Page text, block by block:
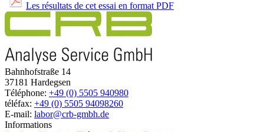
Les résultats de cet essai en format PDF
Bahnhofstraße 14
37181 Hardegsen
Téléphone: +49 (0) 5505 940980
téléfax: +49 (0) 5505 94098260
E-mail: labor@crb-gmbh.de
Informations